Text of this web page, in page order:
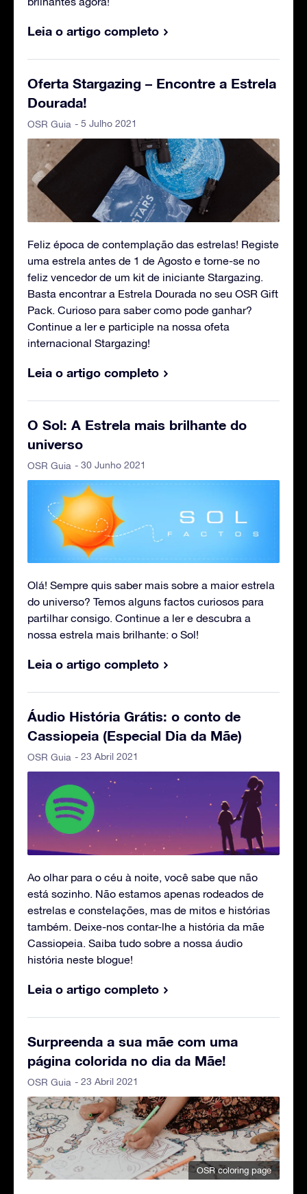
Leia o artigo completo
Oferta Stargazing – Encontre a Estrela
Dourada!
OSR Guia - 5 Julho 2021
Feliz época de contemplação das estrelas! Registe
uma estrela antes de 1 de Agosto e torne-se no
feliz vencedor de um kit de iniciante Stargazing.
Basta encontrar a Estrela Dourada no seu OSR Gift
Pack. Curioso para saber como pode ganhar?
Continue a ler e participle na nossa ofeta
internacional Stargazing!
Leia o artigo completo
O Sol: A Estrela mais brilhante do
universo
OSR Guia - 30 Junho 2021
Olá! Sempre quis saber mais sobre a maior estrela
do universo? Temos alguns factos curiosos para
partilhar consigo. Continue a ler e descubra a
nossa estrela mais brilhante: o Sol!
Leia o artigo completo
Áudio História Grátis: o conto de
Cassiopeia (Especial Dia da Mãe)
OSR Guia - 23 Abril 2021
Ao olhar para o céu à noite, você sabe que não
está sozinho. Não estamos apenas rodeados de
estrelas e constelações, mas de mitos e histórias
também. Deixe-nos contar-lhe a história da mãe
Cassiopeia. Saiba tudo sobre a nossa áudio
história neste blogue!
Leia o artigo completo
Surpreenda a sua mãe com uma
página colorida no dia da Mãe!
OSR Guia - 23 Abril 2021
OSR coloring page